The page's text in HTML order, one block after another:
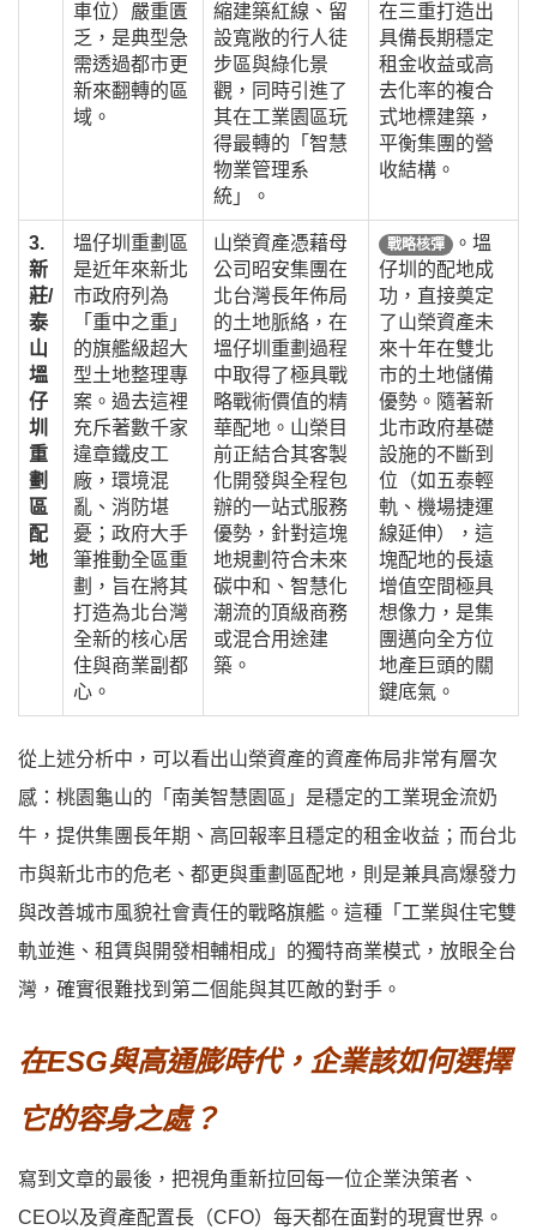
車位）嚴重匱
乏，是典型急
需透過都市更
新來翻轉的區
域。
縮建築紅線、留
設寬敞的行人徒
步區與綠化景
觀，同時引進了
其在工業園區玩
得最轉的「智慧
物業管理系
統」。
在三重打造出
具備長期穩定
租金收益或高
去化率的複合
式地標建築，
平衡集團的營
收結構。
3.
新
莊/
泰
山
塭
仔
圳
重
劃
區
配
地
塭仔圳重劃區
是近年來新北
市政府列為
「重中之重」
的旗艦級超大
型土地整理專
案。過去這裡
充斥著數千家
違章鐵皮工
廠，環境混
亂、消防堪
憂；政府大手
筆推動全區重
劃，旨在將其
打造為北台灣
全新的核心居
住與商業副都
心。
山榮資產憑藉母
公司昭安集團在
北台灣長年佈局
的土地脈絡，在
塭仔圳重劃過程
中取得了極具戰
略戰術價值的精
華配地。山榮目
前正結合其客製
化開發與全程包
辦的一站式服務
優勢，針對這塊
地規劃符合未來
碳中和、智慧化
潮流的頂級商務
或混合用途建
築。
戰略核彈
。塭
仔圳的配地成
功，直接奠定
了山榮資產未
來十年在雙北
市的土地儲備
優勢。隨著新
北市政府基礎
設施的不斷到
位（如五泰輕
軌、機場捷運
線延伸），這
塊配地的長遠
增值空間極具
想像力，是集
團邁向全方位
地產巨頭的關
鍵底氣。
從上述分析中，可以看出山榮資產的資產佈局非常有層次
感：桃園龜山的「南美智慧園區」是穩定的工業現金流奶
牛，提供集團長年期、高回報率且穩定的租金收益；而台北
市與新北市的危老、都更與重劃區配地，則是兼具高爆發力
與改善城市風貌社會責任的戰略旗艦。這種「工業與住宅雙
軌並進、租賃與開發相輔相成」的獨特商業模式，放眼全台
灣，確實很難找到第二個能與其匹敵的對手。
在ESG與高通膨時代，企業該如何選擇
它的容身之處？
寫到文章的最後，把視角重新拉回每一位企業決策者、
CEO以及資產配置長（CFO）每天都在面對的現實世界。